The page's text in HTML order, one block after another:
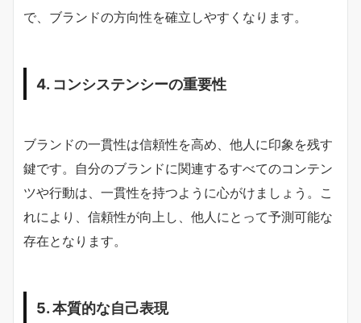
で、ブランドの方向性を確立しやすくなります。
4. コンシステンシーの重要性
ブランドの一貫性は信頼性を高め、他人に印象を残す
鍵です。自分のブランドに関連するすべてのコンテン
ツや行動は、一貫性を持つように心がけましょう。こ
れにより、信頼性が向上し、他人にとって予測可能な
存在となります。
5. 本質的な自己表現